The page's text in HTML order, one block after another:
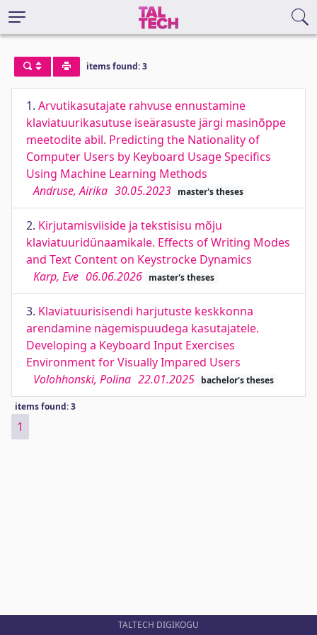
items found: 3
1. Arvutikasutajate rahvuse ennustamine
klaviatuurikasutuse iseärasuste järgi masinõppe
meetodite abil. Predicting the Nationality of
Computer Users by Keyboard Usage Specifics
Using Machine Learning Methods
Andruse, Airika 30.05.2023 master's theses
2. Kirjutamisviiside ja tekstisisu mõju
klaviatuuridünaamikale. Effects of Writing Modes
and Text Content on Keystrocke Dynamics
Karp, Eve 06.06.2026 master's theses
3. Klaviatuurisisendi harjutuste keskkonna
arendamine nägemispuudega kasutajatele.
Developing a Keyboard Input Exercises
Environment for Visually Impared Users
Volohhonski, Polina 22.01.2025 bachelor's theses
items found: 3
1
TALTECH DIGIKOGU